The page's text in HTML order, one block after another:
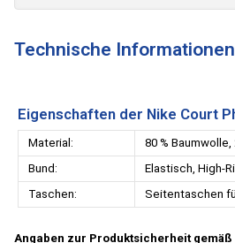
Technische Informationen
Eigenschaften der Nike Court
Material:
80 %
Bund:
Elastisch, High-
Taschen:
Seitentaschen
Angaben zur Produktsicherheit gemäß